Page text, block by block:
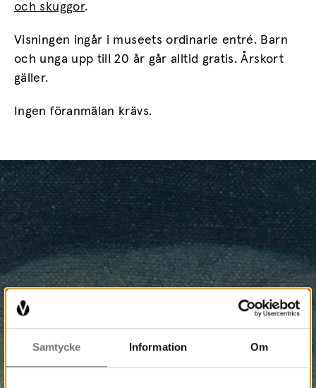
Samtycke Information Om
och skuggor.
Visningen ingår i museets ordinarie entré. Barn
och unga upp till 20 år går alltid gratis. Årskort
gäller.
Ingen föranmälan krävs.